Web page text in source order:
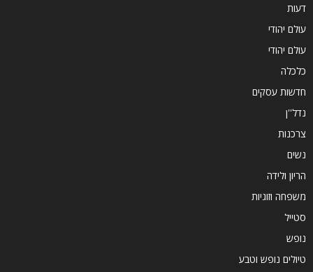
דעות
עולם יהודי
עולם יהודי
כלכלה
חדשות עסקים
נדל''ן
צרכנות
נשים
הריון ולידה
משפחה וזוגיות
סטייל
נופש
טיולים נופש וטבע